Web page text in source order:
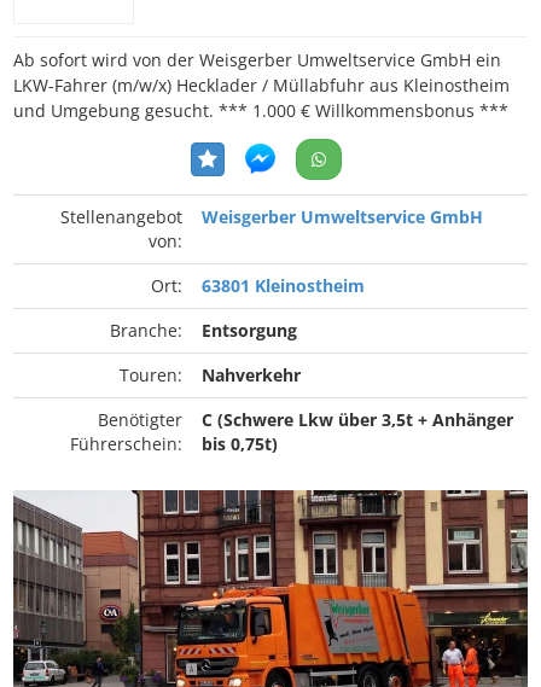
Ab sofort wird von der Weisgerber Umweltservice GmbH ein
LKW-Fahrer (m/w/x) Hecklader / Müllabfuhr aus Kleinostheim
und Umgebung gesucht. *** 1.000 € Willkommensbonus ***
Stellenangebot
von:
Weisgerber Umweltservice GmbH
Ort:
63801 Kleinostheim
Branche:
Entsorgung
Touren:
Nahverkehr
Benötigter
Führerschein:
C (Schwere Lkw über 3,5t + Anhänger
bis 0,75t)